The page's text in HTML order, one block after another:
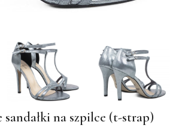
na szpilce (t-strap)